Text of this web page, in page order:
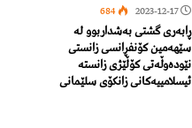
2023-12-17
684
ڕابەری گشتی بەشداربوو لە
سێهەمین کۆنفڕانسی زانستی
نێودەوڵەتی کۆڵێژی زانستە
ئیسلامییەکانی زانکۆی سلێمانی